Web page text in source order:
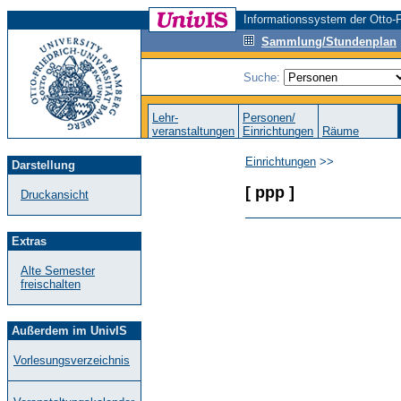
Informationssystem der
Sammlung/Stundenplan
Suche:
Lehr-
veranstaltungen
Personen/
Einrichtungen
Räume
Darstellung
Druckansicht
Extras
Alte Semester
freischalten
Außerdem im UnivIS
Vorlesungsverzeichnis
Einrichtungen >>
[ ppp ]